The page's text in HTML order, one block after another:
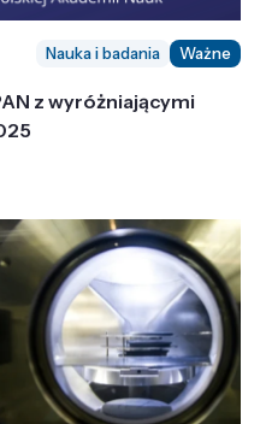
Nauka i badania Ważne
z wyróżniającymi